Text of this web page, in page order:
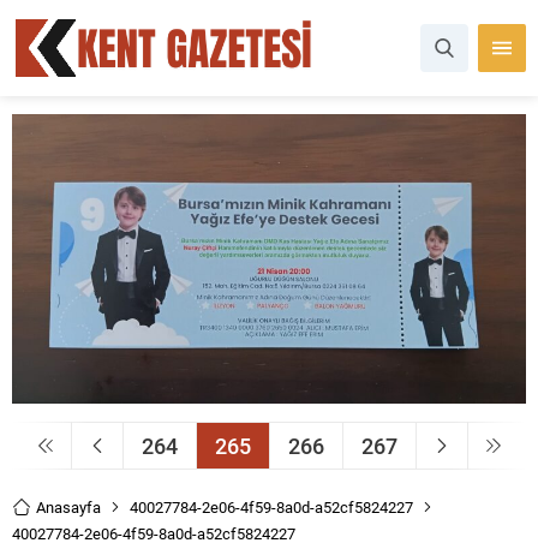
264 265 266 267
Anasayfa
40027784-2e06-4f59-8a0d-a52cf5824227
40027784-2e06-4f59-8a0d-a52cf5824227